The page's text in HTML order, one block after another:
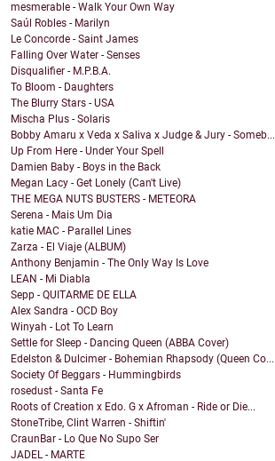
mesmerable - Walk Your Own Way
Saúl Robles - Marilyn
Le Concorde - Saint James
Falling Over Water - Senses
Disqualifier - M.P.B.A.
To Bloom - Daughters
The Blurry Stars - USA
Mischa Plus - Solaris
Bobby Amaru x Veda x Saliva x Judge & Jury - Someb...
Up From Here - Under Your Spell
Damien Baby - Boys in the Back
Megan Lacy - Get Lonely (Can't Live)
THE MEGA NUTS BUSTERS - METEORA
Serena - Mais Um Dia
katie MAC - Parallel Lines
Zarza - El Viaje (ALBUM)
Anthony Benjamin - The Only Way Is Love
LEAN - Mi Diabla
Sepp - QUITARME DE ELLA
Alex Sandra - OCD Boy
Winyah - Lot To Learn
Settle for Sleep - Dancing Queen (ABBA Cover)
Edelston & Dulcimer - Bohemian Rhapsody (Queen Co...
Society Of Beggars - Hummingbirds
rosedust - Santa Fe
Roots of Creation x Edo. G x Afroman - Ride or Die...
StoneTribe, Clint Warren - Shiftin'
CraunBar - Lo Que No Supo Ser
JADEL - MARTE